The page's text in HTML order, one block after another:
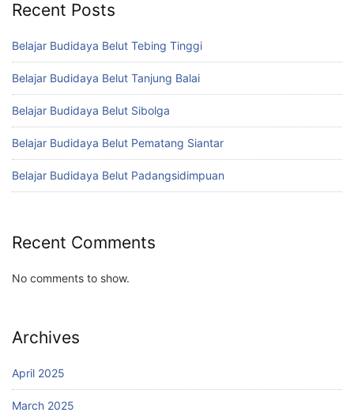
Recent Posts
Belajar Budidaya Belut Tebing Tinggi
Belajar Budidaya Belut Tanjung Balai
Belajar Budidaya Belut Sibolga
Belajar Budidaya Belut Pematang Siantar
Belajar Budidaya Belut Padangsidimpuan
Recent Comments
No comments to show.
Archives
April 2025
March 2025